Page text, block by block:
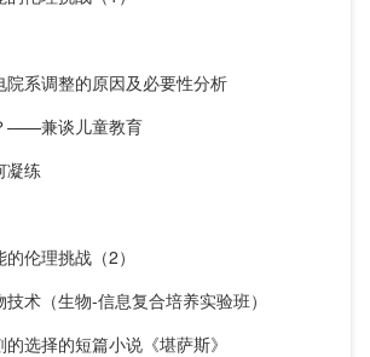
系调整的原因及必要性分析
——兼谈儿童教育
凝练
伦理挑战（2）
术（生物-信息复合培养实验班）
选择的短篇小说《堪萨斯》